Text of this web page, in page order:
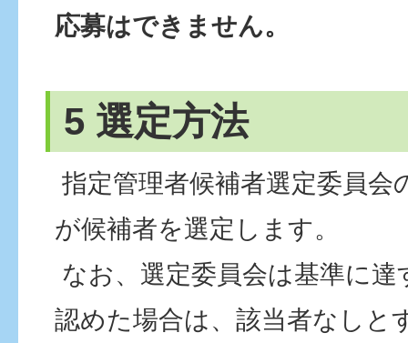
応募はできません。
5 選定方法
指定管理者候補者選定委員会
が候補者を選定します。
なお、選定委員会は基準に
認めた場合は、該当者なしと